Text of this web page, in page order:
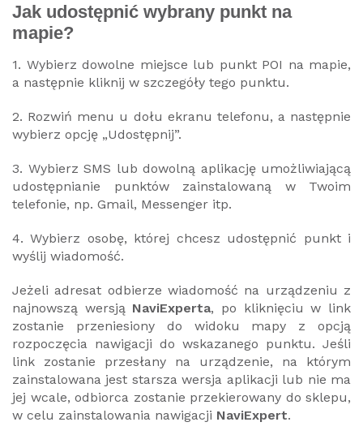
Jak udostępnić wybrany punkt na
mapie?
1. Wybierz dowolne miejsce lub punkt POI na mapie,
a następnie kliknij w szczegóły tego punktu.
2. Rozwiń menu u dołu ekranu telefonu, a następnie
wybierz opcję „Udostępnij”.
3. Wybierz SMS lub dowolną aplikację umożliwiającą
udostępnianie punktów zainstalowaną w Twoim
telefonie, np. Gmail, Messenger itp.
4. Wybierz osobę, której chcesz udostępnić punkt i
wyślij wiadomość.
Jeżeli adresat odbierze wiadomość na urządzeniu z
najnowszą wersją NaviExperta, po kliknięciu w link
zostanie przeniesiony do widoku mapy z opcją
rozpoczęcia nawigacji do wskazanego punktu. Jeśli
link zostanie przesłany na urządzenie, na którym
zainstalowana jest starsza wersja aplikacji lub nie ma
jej wcale, odbiorca zostanie przekierowany do sklepu,
w celu zainstalowania nawigacji NaviExpert.